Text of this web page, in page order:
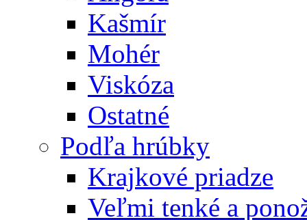
Kašmír
Mohér
Viskóza
Ostatné
Podľa hrúbky
Krajkové priadze
Veľmi tenké a